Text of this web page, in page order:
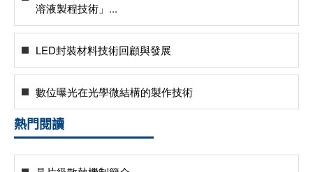
溶液製程技術」...
LED封裝材料技術回顧與發展
數位曝光在光學微結構的製作技術
熱門閱讀